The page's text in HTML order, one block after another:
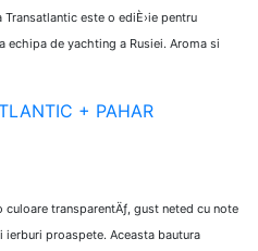
este o ediÈ›ie pentru
echipa de yachting a Rusiei. Aroma si
+ PAHAR
transparentÄƒ, gust neted cu note
proaspete. Aceasta bautura